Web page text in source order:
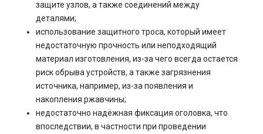
защите узлов, а также соединений между
деталями;
использование защитного троса, который имеет
недостаточную прочность или неподходящий
материал изготовления, из-за чего всегда остается
риск обрыва устройств, а также загрязнения
источника, например, из-за появления и
накопления ржавчины;
недостаточно надёжная фиксация оголовка, что
впоследствии, в частности при проведении